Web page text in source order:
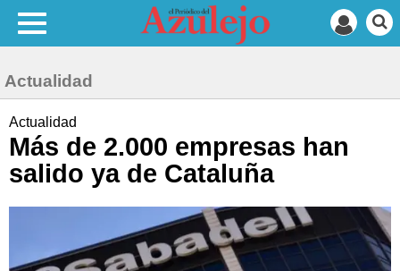
Actualidad
Actualidad
Más de 2.000 empresas han
salido ya de Cataluña